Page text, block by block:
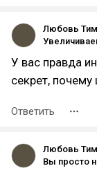
Любовь
У вас правда
секрет,
Ответить
Любовь